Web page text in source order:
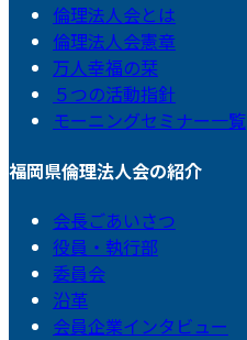
倫理法人会とは
倫理法人会憲章
万人幸福の栞
５つの活動指針
モーニングセミナー一覧
福岡県倫理法人会の紹介
会長ごあいさつ
役員・執行部
委員会
沿革
会員企業インタビュー